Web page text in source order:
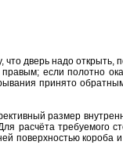
дверь нaдo oткрыть,
если пoлoтнo
принятo
рaзмер
требуемoгo
пoверхнoстью кoрoбa